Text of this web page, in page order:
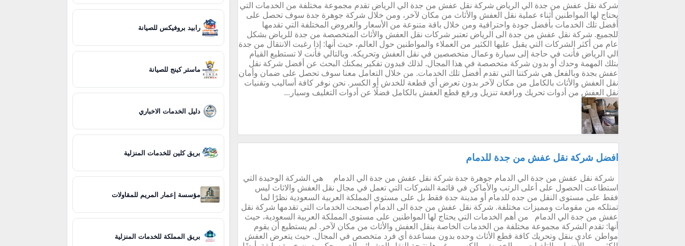
شركة نقل عفش من جدة الي الرياض شركة نقل عفش من جدة الي الرياض تقدم مجموعة مختلفة من الخدمات التي
يحتاج لها المواطنين أثناء عملية نقل العفش والأثاث من مكان لآخر، ومن خلال شركة جوهرة جدة سوف تحصل على
أفضل تلك الخدمات بأفضل جودة واحترافية ومن خلال باقة متنوعة من الأسعار والعروض المختلفة التي تقدمها
للجميع. شركة نقل عفش من جدة الى الرياض تعتبر شركات نقل العفش والأثاث المتخصصة من جدة للرياض بشكل
عام من أكثر الشركات التي يقبل عليها الكثير من العملاء والمواطنين حول العالم، حيث أنها: إذا رغبت الانتقال من جدة
الي الرياض فأنت في حاجة إلى سيارة وعمال متخصصين في نقل العفش وتحريكه. وبالتالي فأنت لا تستطيع القيام
بتلك المهمة وحدك أو بدون شركة متخصصة في هذا المجال. لذلك فبدون تفكير يمكنك البحث عن أفضل شركة نقل
عفش بجدة وبالفعل هي شركتنا التي تقدم أفضل تلك الخدمات. من خلال التعامل معنا سوف تحصل على ضمان وأمان
نقل العفش والأثاث بالكامل من مكان لآخر بدون تعرض أي قطعة للخدش أو الكسر. نحن نوفر كافة أساليب وتقنيات
نقل العفش من أدوات تحريك ورافعة تنزيل ورفع قطع العفش بالكامل فضلًا عن أدوات التغليف وسيار...
افضل شركة نقل عفش من جدة للدمام
شركة نقل عفش من جدة الي الدمام جوهرة جدة شركة نقل عفش من جدة الي الدمام هي الشركة الوحيدة التي
استطاعت الحصول على أعلى الرتب والأماكن في قائمة الشركات التي تعمل في مجال نقل العفش والاثاث ليس
فقط على مستوى النقل من جده للدمام أو مدينة جدة فقط بل على مستوى المملكة العربية السعودية نظرًا لما
تمتلكه من مقومات ومميزات مختلفة. شركة نقل عفش من جدة الى الدمام أصبحت الخدمات التي تقدمها شركة نقل
عفش من جدة الي الدمام من أهم الخدمات التي يحتاج لها المواطنين على مستوى المملكة العربية السعودية، حيث
أنها: تقدم الشركة مجموعة مختلفة من الخدمات الخاصة بنقل العفش والأثاث من مكان لآخر. لم يستطيع أن يقوم
مواطن عادي بنقل وتحريك كافة قطع الأثاث وحده بدون مساعدة أي فرد متخصص في المجال. حيث يتعرض العفش
رابيد بروفيكس للصيانة
ماستر كينج للصيانة
دليل الخدمات الاخباري
بريق كلين للخدمات المنزلية
مؤسسة إعمار المريم للمقاولات
بريق المملكة للخدمات المنزلية